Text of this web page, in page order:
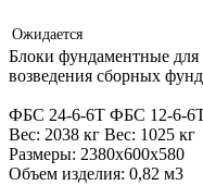
Блоки фундаментные для
возведения сборных
ФБС 24-6-6Т ФБС 12-6-
Вес: 2038 кг Вес: 1025 кг
Размеры: 2380х600х580
Объем изделия: 0,82 м3